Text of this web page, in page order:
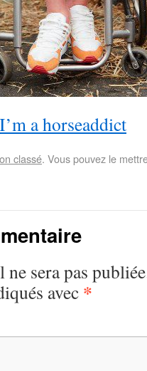
I’m a horseaddict
classé. Vous pouvez le
sera pas
avec *